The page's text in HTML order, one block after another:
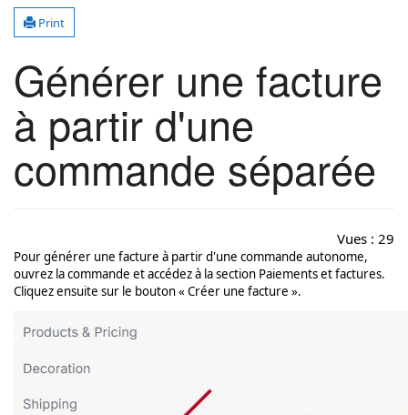
i
g
o
Print
Générer une facture
à partir d'une
commande séparée
Vues : 29
Pour générer une facture à partir d'une commande autonome,
ouvrez la commande et accédez à la section Paiements et factures.
Cliquez ensuite sur le bouton « Créer une facture ».